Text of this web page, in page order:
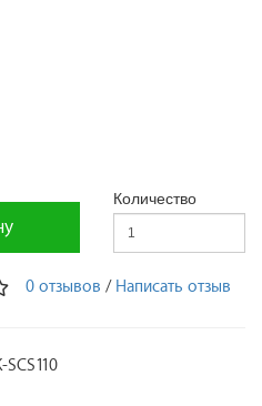
Количество
0 отзывов / Написать отзыв